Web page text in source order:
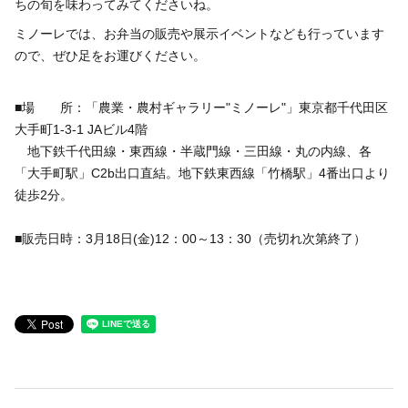
ちの旬を味わってみてくださいね。
ミノーレでは、お弁当の販売や展示イベントなども行っています
ので、ぜひ足をお運びください。
■場 所：「農業・農村ギャラリー"ミノーレ"」東京都千代田区
大手町1-3-1 JAビル4階
地下鉄千代田線・東西線・半蔵門線・三田線・丸の内線、各
「大手町駅」C2b出口直結。地下鉄東西線「竹橋駅」4番出口より
徒歩2分。
■販売日時：3月18日(金)12：00～13：30（売切れ次第終了）